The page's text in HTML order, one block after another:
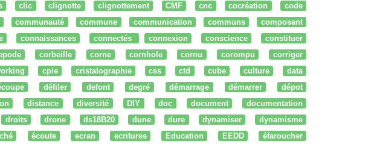
clic clignotte clignottement CMF cnc cocréation
code
communauté commune communication communs
composant
connaissances connectés connexion conscience
constituer
corbeille corne cornhole cornu corompu
corriger
cpie cristalographie css ctd cube culture
data
défiler defont degré démarrage démarrer
dépot
distance diversité DIY doc document
documentation
droits drone ds18B20 dune dure dynamiser
dynamisme
écoute ecran ecritures Education EEDD
éfaroucher